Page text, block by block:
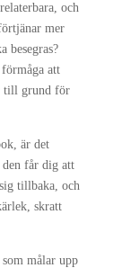
och
mer
besegras?
att
till grund för
är det
får dig att
tillbaka, och
skratt
målar upp